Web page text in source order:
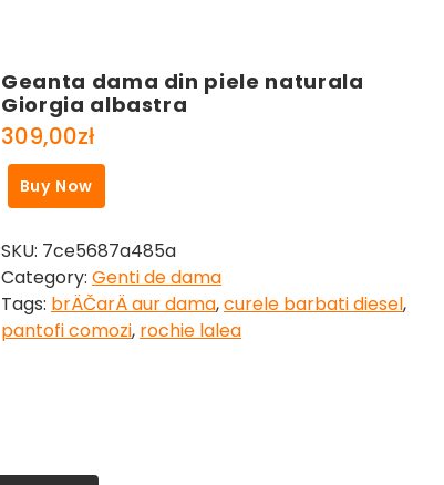
Geanta dama din piele naturala
Giorgia albastra
309,00zł
Buy Now
SKU: 7ce5687a485a
Category: Genti de dama
Tags: brÄČarÄ aur dama,curele barbati diesel,
pantofi comozi, rochie lalea